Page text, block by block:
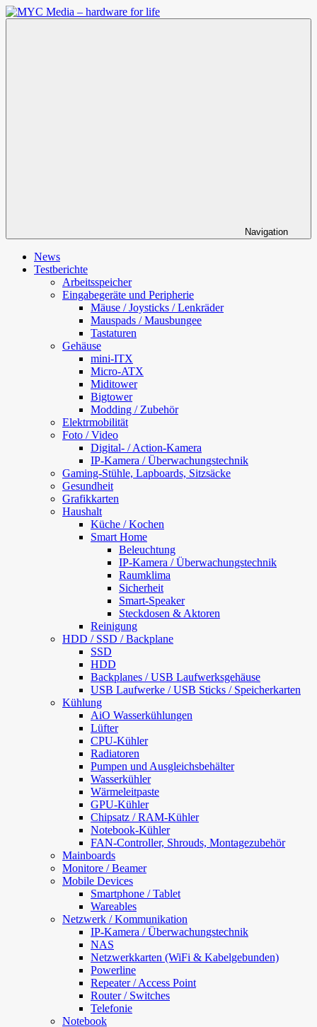
Zum
Inhalt
Navigation
News
Testberichte
Arbeitsspeicher
Eingabegeräte und Peripherie
Mäuse / Joysticks / Lenkräder
Mauspads / Mausbungee
Tastaturen
Gehäuse
mini-ITX
Micro-ATX
Miditower
Bigtower
Modding / Zubehör
Elektrmobilität
Foto / Video
Digital- / Action-Kamera
IP-Kamera / Überwachungstechnik
Gaming-Stühle, Lapboards, Sitzsäcke
Gesundheit
Grafikkarten
Haushalt
Küche / Kochen
Smart Home
Beleuchtung
IP-Kamera / Überwachungstechnik
Raumklima
Sicherheit
Smart-Speaker
Steckdosen & Aktoren
Reinigung
HDD / SSD / Backplane
SSD
HDD
Backplanes / USB Laufwerksgehäuse
USB Laufwerke / USB Sticks / Speicherkarten
Kühlung
AiO Wasserkühlungen
Lüfter
CPU-Kühler
Radiatoren
Pumpen und Ausgleichsbehälter
Wasserkühler
Wärmeleitpaste
GPU-Kühler
Chipsatz / RAM-Kühler
Notebook-Kühler
FAN-Controller, Shrouds, Montagezubehör
Mainboards
Monitore / Beamer
Mobile Devices
Smartphone / Tablet
Wareables
Netzwerk / Kommunikation
IP-Kamera / Überwachungstechnik
NAS
Netzwerkkarten (WiFi & Kabelgebunden)
Powerline
Repeater / Access Point
Router / Switches
Telefonie
Notebook